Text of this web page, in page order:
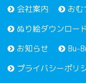
会社案内
おむ
ぬり絵ダウンロー
お知らせ
Bu-
プライバシーポリ